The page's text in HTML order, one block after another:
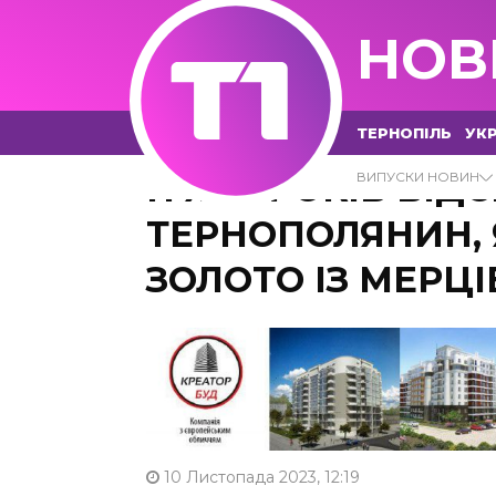
ТЕРНОПІЛЬ
ВИПУСКИ НОВИН
П’ЯТЬ РОКІВ
ТЕРНОПОЛЯНИН,
ЗОЛОТО ІЗ
10 Листопада 2023, 12:19